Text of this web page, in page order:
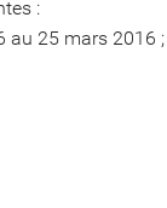
:
au 25 mars 2016 ;